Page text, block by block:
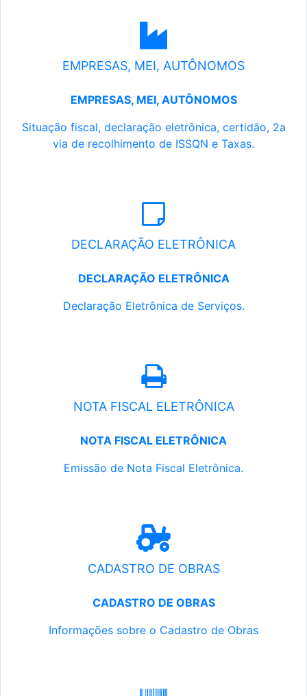
EMPRESAS, MEI, AUTÔNOMOS
EMPRESAS, MEI, AUTÔNOMOS
Situação fiscal, declaração eletrônica, certidão, 2a
via de recolhimento de ISSQN e Taxas.
DECLARAÇÃO ELETRÔNICA
DECLARAÇÃO ELETRÔNICA
Declaração Eletrônica de Serviços.
NOTA FISCAL ELETRÔNICA
NOTA FISCAL ELETRÔNICA
Emissão de Nota Fiscal Eletrônica.
CADASTRO DE OBRAS
CADASTRO DE OBRAS
Informações sobre o Cadastro de Obras